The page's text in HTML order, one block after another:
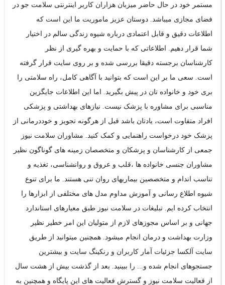
مستمر خود در حال حاضر میزبان هزاران کاربر اینترنتی سلامت جو در
فضای مجازی میباشد. دوستان عزیز ماموریت ما این است که
اطلاعات دقیق و قابل اعتمادی درباره شیوه زندگی سالم در اختیار
شما قرار دهیم. اطلاعاتی که با حمایت و بهره گیری از نظر
کارشناسان برجسته دقیقا بررسی شده و بر روی سایت قرار گرفته
است. سعی ما بر این است که بتوانید با آگاهی کامل، راه سلامتی را
بری خود و خانواده تان در پیش بگیرید. اما این اطلاعات جایگزین
مناسبی برای مشاوره با پزشک نیست. نیازهای بهداشتی و پزشکی
افراد متفاوت است، یادتان باشد قبل از هرگونه تجویز و خوددرمانی از
پزشک خود درخواست راهنمایی و کمک کنید. مشاوران سلامت نیوز
جمعی از کارشناسان و پزشکان و متخصصان زمینه های گوناگون نظیر
مشاوران جنسی خانواده ها ،قلب و عروق و روانشناسی، تغذیه و
تناسب اندام و متخصصین بیماریهای روان تنی هستند. ما برای تنوع
شیوه اطلاع رسانی و آموزش مداوم مدل های مختلفی از ابزارها را
انتخاب کرده ایم. تبلیغات در سلامت نیوز طبق معیارهای استاندارد
جهانی و بر اساس مجوزهای لازم از متولیان این امر خطیر نظیر
وزارت بهداشت و درمان انجام میشود. همچنین میتوانید از طریق
سایت آلکسا جزئیات آمار کاربران و رنکینگ سایت و بیشترین
جستجوهای انجام شده و... را ببینید. بعد از گذشت بیش از هشت سال
از فعالیت سلامت نیوز و گسترش فعالیت های این پایگاه و همچنین به